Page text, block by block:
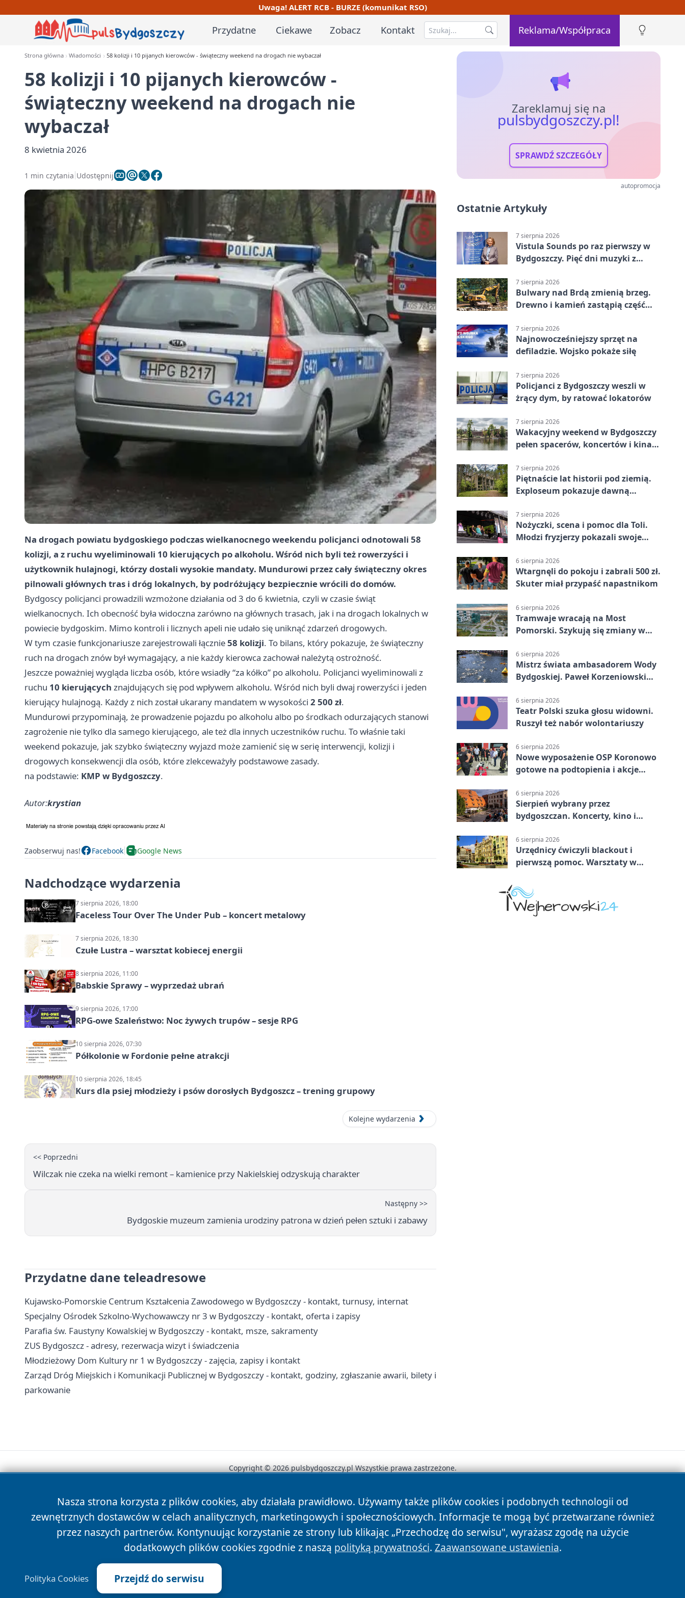
Uwaga! ALERT RCB - BURZE (komunikat RSO)
Przydatne Ciekawe Zobacz Kontakt Reklama/Współpraca
Strona główna Wiadomości 58 kolizji i 10 pijanych kierowców - świąteczny weekend na drogach nie wybaczał
58 kolizji i 10 pijanych kierowców -
świąteczny weekend na drogach nie
wybaczał
8 kwietnia 2026
1 min czytania Udostępnij
Na drogach powiatu bydgoskiego podczas wielkanocnego weekendu policjanci odnotowali 58
kolizji, a z ruchu wyeliminowali 10 kierujących po alkoholu. Wśród nich byli też rowerzyści i
użytkownik hulajnogi, którzy dostali wysokie mandaty. Mundurowi przez cały świąteczny okres
pilnowali głównych tras i dróg lokalnych, by podróżujący bezpiecznie wrócili do domów.
Bydgoscy policjanci prowadzili wzmożone działania od 3 do 6 kwietnia, czyli w czasie świąt
wielkanocnych. Ich obecność była widoczna zarówno na głównych trasach, jak i na drogach lokalnych w
powiecie bydgoskim. Mimo kontroli i licznych apeli nie udało się uniknąć zdarzeń drogowych.
W tym czasie funkcjonariusze zarejestrowali łącznie58 kolizji. To bilans, który pokazuje, że świąteczny
ruch na drogach znów był wymagający, a nie każdy kierowca zachował należytą ostrożność.
Jeszcze poważniej wygląda liczba osób, które wsiadły “za kółko” po alkoholu. Policjanci wyeliminowali z
ruchu 10 kierujących znajdujących się pod wpływem alkoholu. Wśród nich byli dwaj rowerzyści i jeden
kierujący hulajnogą. Każdy z nich został ukarany mandatem w wysokości 2 500 zł.
Mundurowi przypominają, że prowadzenie pojazdu po alkoholu albo po środkach odurzających stanowi
zagrożenie nie tylko dla samego kierującego, ale też dla innych uczestników ruchu. To właśnie taki
weekend pokazuje, jak szybko świąteczny wyjazd może zamienić się w serię interwencji, kolizji i
drogowych konsekwencji dla osób, które zlekceważyły podstawowe zasady.
na podstawie: KMP w Bydgoszczy.
Autor:krystian
Zaobserwuj nas! Facebook Google News
Nadchodzące wydarzenia
7 sierpnia 2026, 18:00
Faceless Tour Over The Under Pub – koncert metalowy
7 sierpnia 2026, 18:30
Czułe Lustra – warsztat kobiecej energii
8 sierpnia 2026, 11:00
Babskie Sprawy – wyprzedaż ubrań
9 sierpnia 2026, 17:00
RPG-owe Szaleństwo: Noc żywych trupów – sesje RPG
10 sierpnia 2026, 07:30
Półkolonie w Fordonie pełne atrakcji
10 sierpnia 2026, 18:45
Kurs dla psiej młodzieży i psów dorosłych Bydgoszcz – trening grupowy
Kolejne wydarzenia
<< Poprzedni
Wilczak nie czeka na wielki remont – kamienice przy Nakielskiej odzyskują charakter
Następny >>
Bydgoskie muzeum zamienia urodziny patrona w dzień pełen sztuki i zabawy
Przydatne dane teleadresowe
Kujawsko-Pomorskie Centrum Kształcenia Zawodowego w Bydgoszczy - kontakt, turnusy, internat
Specjalny Ośrodek Szkolno-Wychowawczy nr 3 w Bydgoszczy - kontakt, oferta i zapisy
Parafia św. Faustyny Kowalskiej w Bydgoszczy - kontakt, msze, sakramenty
ZUS Bydgoszcz - adresy, rezerwacja wizyt i świadczenia
Młodzieżowy Dom Kultury nr 1 w Bydgoszczy - zajęcia, zapisy i kontakt
Zarząd Dróg Miejskich i Komunikacji Publicznej w Bydgoszczy - kontakt, godziny, zgłaszanie awarii, bilety i
parkowanie
Zareklamuj się na
pulsbydgoszczy.pl!
SPRAWDŹ SZCZEGÓŁY
autopromocja
Ostatnie Artykuły
7 sierpnia 2026
Vistula Sounds po raz pierwszy w
Bydgoszczy. Pięć dni muzyki z
7 sierpnia 2026
Bulwary nad Brdą zmienią brzeg.
Drewno i kamień zastąpią część
7 sierpnia 2026
Najnowocześniejszy sprzęt na
defiladzie. Wojsko pokaże siłę
7 sierpnia 2026
Policjanci z Bydgoszczy weszli w
żrący dym, by ratować lokatorów
7 sierpnia 2026
Wakacyjny weekend w Bydgoszczy
pełen spacerów, koncertów i kina
7 sierpnia 2026
Piętnaście lat historii pod ziemią.
Exploseum pokazuje dawną
7 sierpnia 2026
Nożyczki, scena i pomoc dla Toli.
Młodzi fryzjerzy pokazali swoje
6 sierpnia 2026
Wtargnęli do pokoju i zabrali 500 zł.
Skuter miał przypaść napastnikom
6 sierpnia 2026
Tramwaje wracają na Most
Pomorski. Szykują się zmiany w
6 sierpnia 2026
Mistrz świata ambasadorem Wody
Bydgoskiej. Paweł Korzeniowski
6 sierpnia 2026
Teatr Polski szuka głosu widowni.
Ruszył też nabór wolontariuszy
6 sierpnia 2026
Nowe wyposażenie OSP Koronowo
gotowe na podtopienia i akcje
6 sierpnia 2026
Sierpień wybrany przez
bydgoszczan. Koncerty, kino i
6 sierpnia 2026
Urzędnicy ćwiczyli blackout i
pierwszą pomoc. Warsztaty w
Nasza strona korzysta z plików cookies, aby działała prawidłowo. Używamy także plików cookies i podobnych technologii od
zewnętrznych dostawców w celach analitycznych, marketingowych i społecznościowych. Informacje te mogą być przetwarzane również
przez naszych partnerów. Kontynuując korzystanie ze strony lub klikając „Przechodzę do serwisu", wyrażasz zgodę na użycie
dodatkowych plików cookies zgodnie z naszą polityką prywatności. Zaawansowane ustawienia.
Polityka Cookies Przejdź do serwisu
Copyright © 2026 pulsbydgoszczy.pl Wszystkie prawa zastrzeżone.
News Autorzy Polityka Prywatności Polityka Cookies